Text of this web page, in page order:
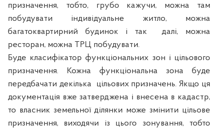
призначення, тобто, грубо кажучи, можна там
побудувати індивідуальне житло, можна
багатоквартирний будинок і так
далі, можна
ресторан, можна ТРЦ побудувати.
Буде класифікатор функціональних зон і цільового
призначення. Кожна функціональна зона буде
передбачати декілька
цільових призначень. Якщо ця
документація вже затверджена і внесена в кадастр,
то власник земельної ділянки може змінити цільове
призначення, виходячи із цього зонування, тобто